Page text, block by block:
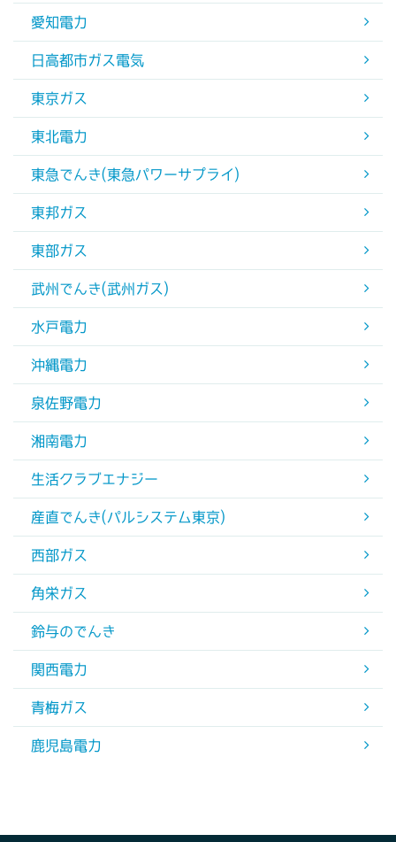
愛知電力
日高都市ガス電気
東京ガス
東北電力
東急でんき(東急パワーサプライ)
東邦ガス
東部ガス
武州でんき(武州ガス)
水戸電力
沖縄電力
泉佐野電力
湘南電力
生活クラブエナジー
産直でんき(パルシステム東京)
西部ガス
角栄ガス
鈴与のでんき
関西電力
青梅ガス
鹿児島電力